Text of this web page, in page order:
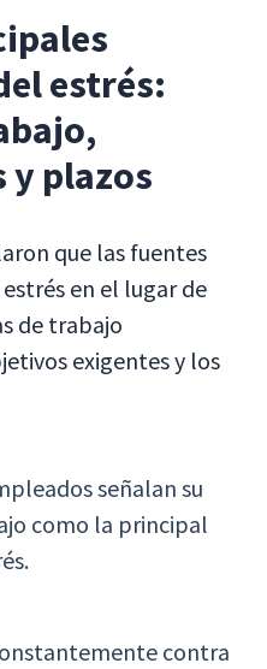
estrés:
y plazos
que las fuentes
en el lugar de
de trabajo
exigentes y los
señalan su
como la principal
contra